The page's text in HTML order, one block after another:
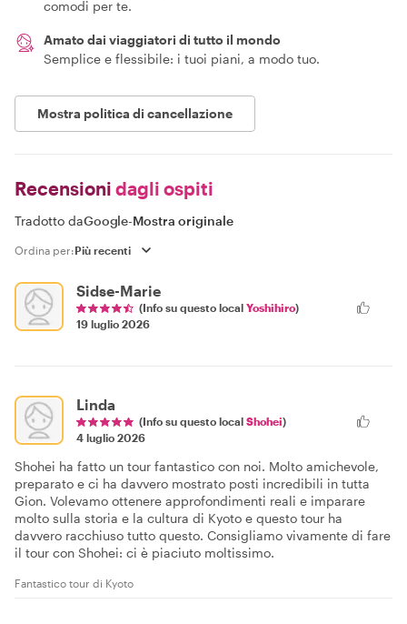
comodi per te.
Amato dai viaggiatori di tutto il mondo
Semplice e flessibile: i tuoi piani, a modo tuo.
Mostra politica di cancellazione
Recensioni dagli ospiti
Tradotto daGoogle-Mostra originale
Ordina per:
Sidse-Marie
(Info su questo local Yoshihiro)
19 luglio 2026
Linda
(Info su questo local Shohei)
4 luglio 2026
Shohei ha fatto un tour fantastico con noi. Molto amichevole,
preparato e ci ha davvero mostrato posti incredibili in tutta
Gion. Volevamo ottenere approfondimenti reali e imparare
molto sulla storia e la cultura di Kyoto e questo tour ha
davvero racchiuso tutto questo. Consigliamo vivamente di fare
il tour con Shohei: ci è piaciuto moltissimo.
Fantastico tour di Kyoto